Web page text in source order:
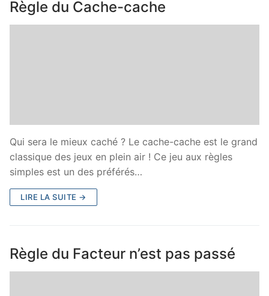
Règle du Cache-cache
Qui sera le mieux caché ? Le cache-cache est le grand
classique des jeux en plein air ! Ce jeu aux règles
simples est un des préférés…
LIRE LA SUITE →
Règle du Facteur n’est pas passé